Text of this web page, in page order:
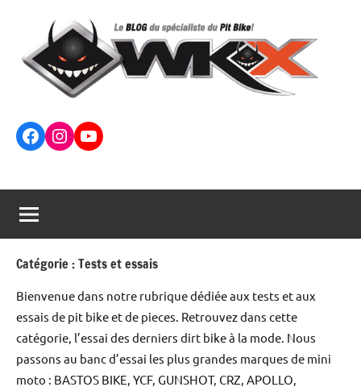
contenu
Le
Blog
RACING
–
Pit
Bike,
Dirt
Bike
Facebook
Instagram
YouTube
Catégorie :Tests et essais
Bienvenue dans notre rubrique dédiée aux tests et aux
essais de pit bike et de pieces. Retrouvez dans cette
catégorie, l’essai des derniers dirt bike à la mode. Nous
passons au banc d’essai les plus grandes marques de mini
moto : BASTOS BIKE, YCF, GUNSHOT, CRZ, APOLLO,